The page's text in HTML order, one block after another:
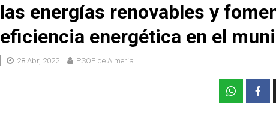
las energías renovables y
eficiencia energética en el
28 Abr, 2022 PSOE de Almería